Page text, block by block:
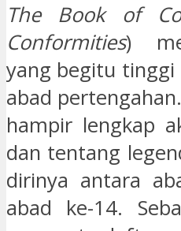
The Book of
Conformities)
yang begitu tinggi
abad
hampir lengkap
dan tentang
dirinya antara
abad ke-14.